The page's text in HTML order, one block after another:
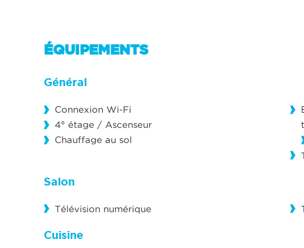
ÉQUIPEMENTS
Général
Connexion Wi-Fi
4° étage / Ascenseur
Chauffage au sol
Salon
Télévision numérique
Cuisine